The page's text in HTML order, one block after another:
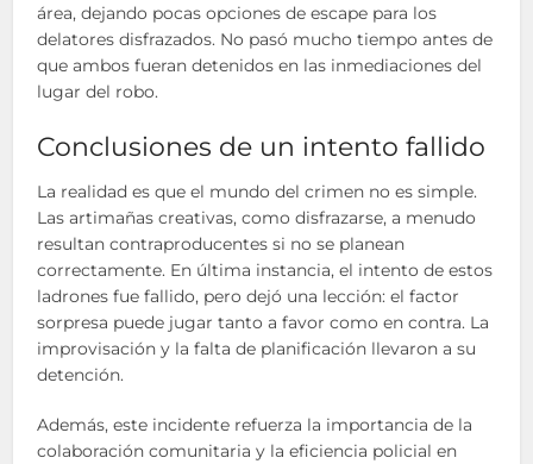
área, dejando pocas opciones de escape para los
delatores disfrazados. No pasó mucho tiempo antes de
que ambos fueran detenidos en las inmediaciones del
lugar del robo.
Conclusiones de un intento fallido
La realidad es que el mundo del crimen no es simple.
Las artimañas creativas, como disfrazarse, a menudo
resultan contraproducentes si no se planean
correctamente. En última instancia, el intento de estos
ladrones fue fallido, pero dejó una lección: el factor
sorpresa puede jugar tanto a favor como en contra. La
improvisación y la falta de planificación llevaron a su
detención.
Además, este incidente refuerza la importancia de la
colaboración comunitaria y la eficiencia policial en